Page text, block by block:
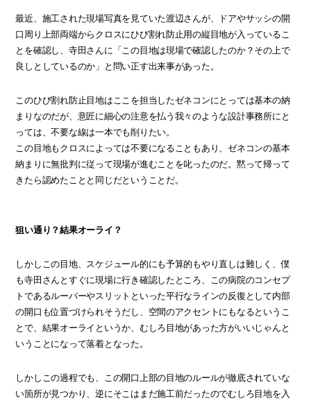
最近、施工された現場写真を見ていた渡辺さんが、ドアやサッシの開
口周り上部両端からクロスにひび割れ防止用の縦目地が入っているこ
とを確認し、寺田さんに「この目地は現場で確認したのか？その上で
良しとしているのか」と問い正す出来事があった。
このひび割れ防止目地はここを担当したゼネコンにとっては基本の納
まりなのだが、意匠に細心の注意を払う我々のような設計事務所にと
っては、不要な線は一本でも削りたい。
この目地もクロスによっては不要になることもあり、ゼネコンの基本
納まりに無批判に従って現場が進むことを叱ったのだ。黙って帰って
きたら認めたことと同じだということだ。
狙い通り？結果オーライ？
しかしこの目地、スケジュール的にも予算的もやり直しは難しく、僕
も寺田さんとすぐに現場に行き確認したところ、この病院のコンセプ
トであるルーバーやスリットといった平行なラインの反復として内部
の開口も位置づけられそうだし、空間のアクセントにもなるというこ
とで、結果オーライというか、むしろ目地があった方がいいじゃんと
いうことになって落着となった。
しかしこの過程でも、この開口上部の目地のルールが徹底されていな
い箇所が見つかり、逆にそこはまだ施工前だったのでむしろ目地を入